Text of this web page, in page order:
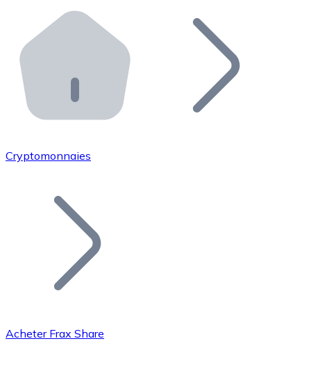
Distributeurs automatiques Bitnovo
Intégrez un ATM Bitnovo dans votre entreprise et
API Bitnovo
Intégrez notre API dans votre écosystème.
Rejoignez notre réseau de distributeurs et
Ajoutez le token de votre projet à notre service
Cryptomonnaies
Acheter Frax Share